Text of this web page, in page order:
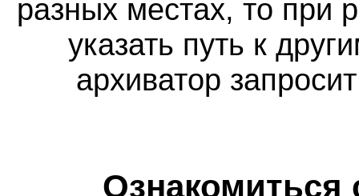
разных местах, то при
указать путь к
архиватор
Ознакомиться